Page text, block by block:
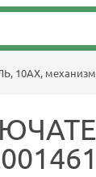
10АХ,